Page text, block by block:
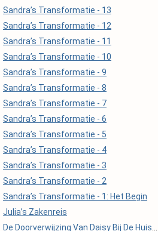
Sandra’s Transformatie - 13
Sandra’s Transformatie - 12
Sandra’s Transformatie - 11
Sandra’s Transformatie - 10
Sandra’s Transformatie - 9
Sandra’s Transformatie - 8
Sandra’s Transformatie - 7
Sandra’s Transformatie - 6
Sandra’s Transformatie - 5
Sandra’s Transformatie - 4
Sandra’s Transformatie - 3
Sandra’s Transformatie - 2
Sandra’s Transformatie - 1: Het Begin
Julia’s Zakenreis